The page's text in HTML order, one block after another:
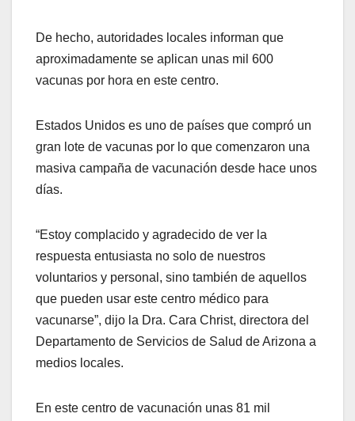
De hecho, autoridades locales informan que
aproximadamente se aplican unas mil 600
vacunas por hora en este centro.
Estados Unidos es uno de países que compró un
gran lote de vacunas por lo que comenzaron una
masiva campaña de vacunación desde hace unos
días.
“Estoy complacido y agradecido de ver la
respuesta entusiasta no solo de nuestros
voluntarios y personal, sino también de aquellos
que pueden usar este centro médico para
vacunarse”, dijo la Dra. Cara Christ, directora del
Departamento de Servicios de Salud de Arizona a
medios locales.
En este centro de vacunación unas 81 mil